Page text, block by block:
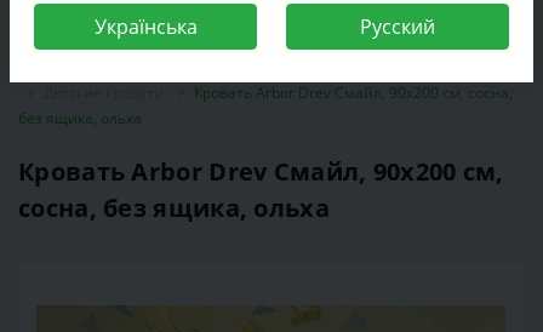
Кровать Arbor Drev Смайл, 90х200 см, сосна,
без ящика, ольха
Кровать Arbor Drev Смайл, 90х200 см,
сосна, без ящика, ольха
Українська Русский